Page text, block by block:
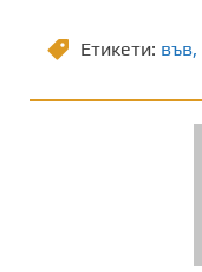
Етикети: във,